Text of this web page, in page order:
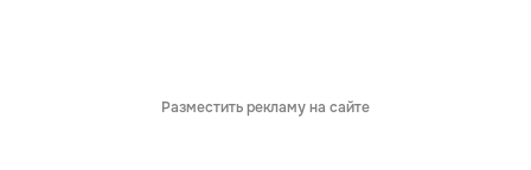
Разместить рекламу на сайте